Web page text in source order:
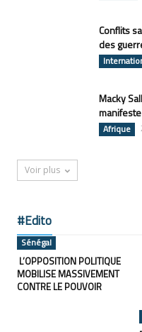
Conflits
des
Macky
Afrique
Voir plus
#Edito
Sénégal
L’OPPOSITION POLITIQUE
MOBILISE MASSIVEMENT
CONTRE LE POUVOIR